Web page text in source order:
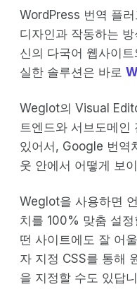
WordPress 번역 플
디자인과 작동하는
신의 다국어 웹사이
실한 솔루션은 바로
Weglot의 Visual
트엔드와 서브도메인
있어서, Google 번역
웃 안에서 어떻게 보
Weglot을 사용하면
치를 100% 맞춤 설
떤 사이트에도 잘 어
자 지정 CSS를 통해
을 지정할 수도 있답